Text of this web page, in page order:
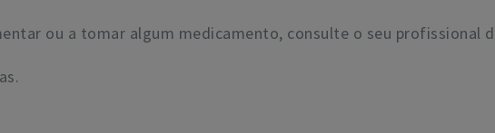
ou a tomar algum medicamento, consulte o seu profissional